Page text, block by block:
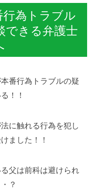
行為トラブル
できる弁護士
番行為トラブルの疑
！！
に触れる行為を犯し
ました！！
父は前科は避けられ
？